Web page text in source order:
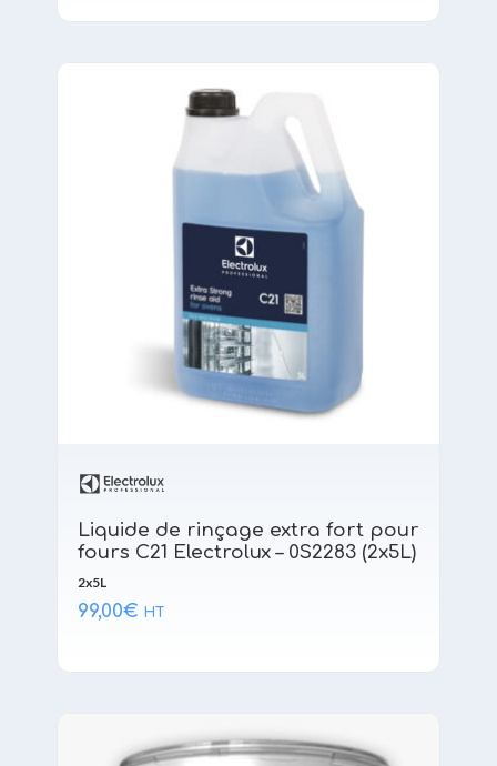
Liquide de rinçage extra fort pour
fours C21 Electrolux – 0S2283 (2x5L)
2x5L
99,00€ HT